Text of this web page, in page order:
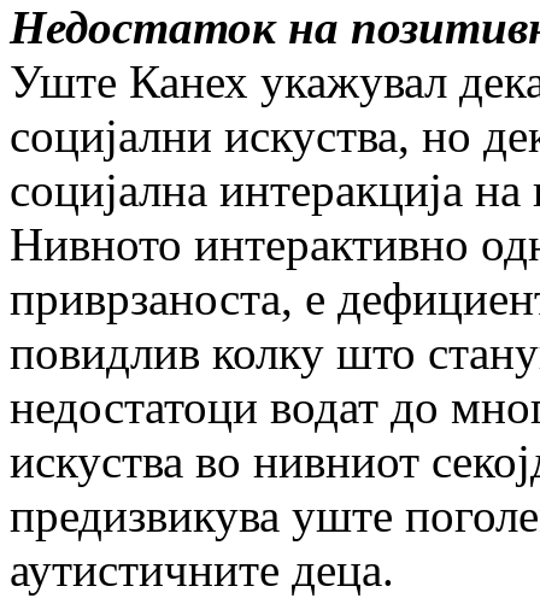
Недостаток на
Уште Канех укажувал
социјални искуства, но
социјална интеракција
Нивното интерактивно
приврзаноста, е
повидлив колку што
недостатоци водат до
искуства во нивниот
предизвикува уште
аутистичните деца.